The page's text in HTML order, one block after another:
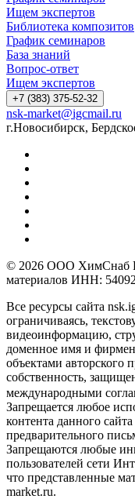
Ищем экспертов
Библиотека композитов
График семинаров
База знаний
Вопрос-ответ
Ищем экспертов
+7 (383) 375-52-32
nsk-market@igcmail.ru
г.Новосибирск,
© 2026 ООО ХимСнаб
материалов ИНН:
Все ресурсы сайта
ограничиваясь,
видеоинформацию,
доменное имя и
объектами авторского
собственность,
международными
Запрещается любое
контента данного
предварительного
Запрещаются любые
пользователей сети
что представленные
market.ru.